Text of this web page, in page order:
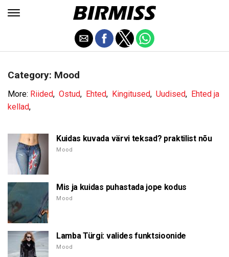
Category: Mood
More: Riided, Ostud, Ehted, Kingitused, Uudised, Ehted ja
kellad,
Kuidas kuvada värvi teksad? praktilist nõu
Mood
Mis ja kuidas puhastada jope kodus
Mood
Lamba Türgi: valides funktsioonide
Mood